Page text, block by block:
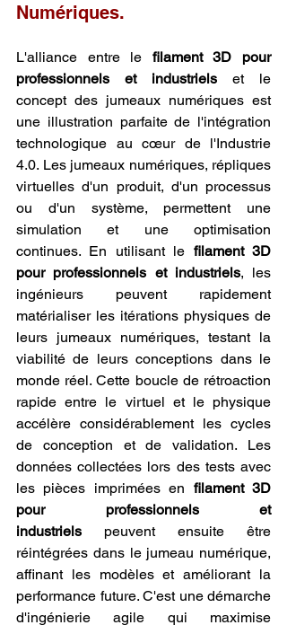
Numériques.
L'alliance entre le filament 3D pour
professionnels et industriels et le
concept des jumeaux numériques est
une illustration parfaite de l'intégration
technologique au cœur de l'Industrie
4.0. Les jumeaux numériques, répliques
virtuelles d'un produit, d'un processus
ou d'un système, permettent une
simulation et une optimisation
continues. En utilisant le filament 3D
pour professionnels et industriels, les
ingénieurs peuvent rapidement
matérialiser les itérations physiques de
leurs jumeaux numériques, testant la
viabilité de leurs conceptions dans le
monde réel. Cette boucle de rétroaction
rapide entre le virtuel et le physique
accélère considérablement les cycles
de conception et de validation. Les
données collectées lors des tests avec
les pièces imprimées en filament 3D
pour professionnels et
industriels peuvent ensuite être
réintégrées dans le jumeau numérique,
affinant les modèles et améliorant la
performance future. C'est une démarche
d'ingénierie agile qui maximise